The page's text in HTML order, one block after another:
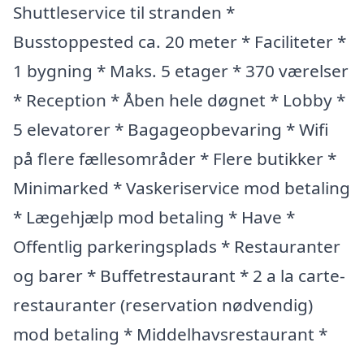
Shuttleservice til stranden *
Busstoppested ca. 20 meter * Faciliteter *
1 bygning * Maks. 5 etager * 370 værelser
* Reception * Åben hele døgnet * Lobby *
5 elevatorer * Bagageopbevaring * Wifi
på flere fællesområder * Flere butikker *
Minimarked * Vaskeriservice mod betaling
* Lægehjælp mod betaling * Have *
Offentlig parkeringsplads * Restauranter
og barer * Buffetrestaurant * 2 a la carte-
restauranter (reservation nødvendig)
mod betaling * Middelhavsrestaurant *